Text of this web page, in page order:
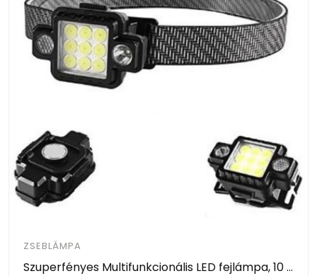
ZSEBLÁMPA
Szuperfényes Multifunkcionális LED fejlámpa, 10 LED akkumulátoros dönthető fejjel, TM-G21